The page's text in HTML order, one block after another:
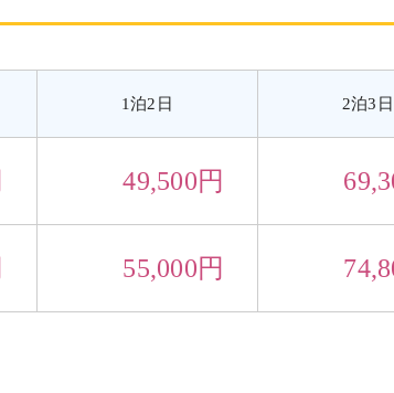
1泊2日 2泊3日
49,500円
55,000円